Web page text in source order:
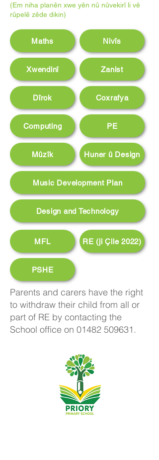
(Em niha planên xwe yên nû nûvekirî li vê
rûpelê zêde dikin)
Maths Nivîs
Xwendinî Zanist
Dîrok Coxrafya
Computing PE
Mûzîk Huner û Design
Music Development Plan
Design and Technology
MFL RE (ji Çile 2022)
PSHE
Parents and carers have the right
to withdraw their child from all or
part of RE by contacting the
School office on 01482 509631.